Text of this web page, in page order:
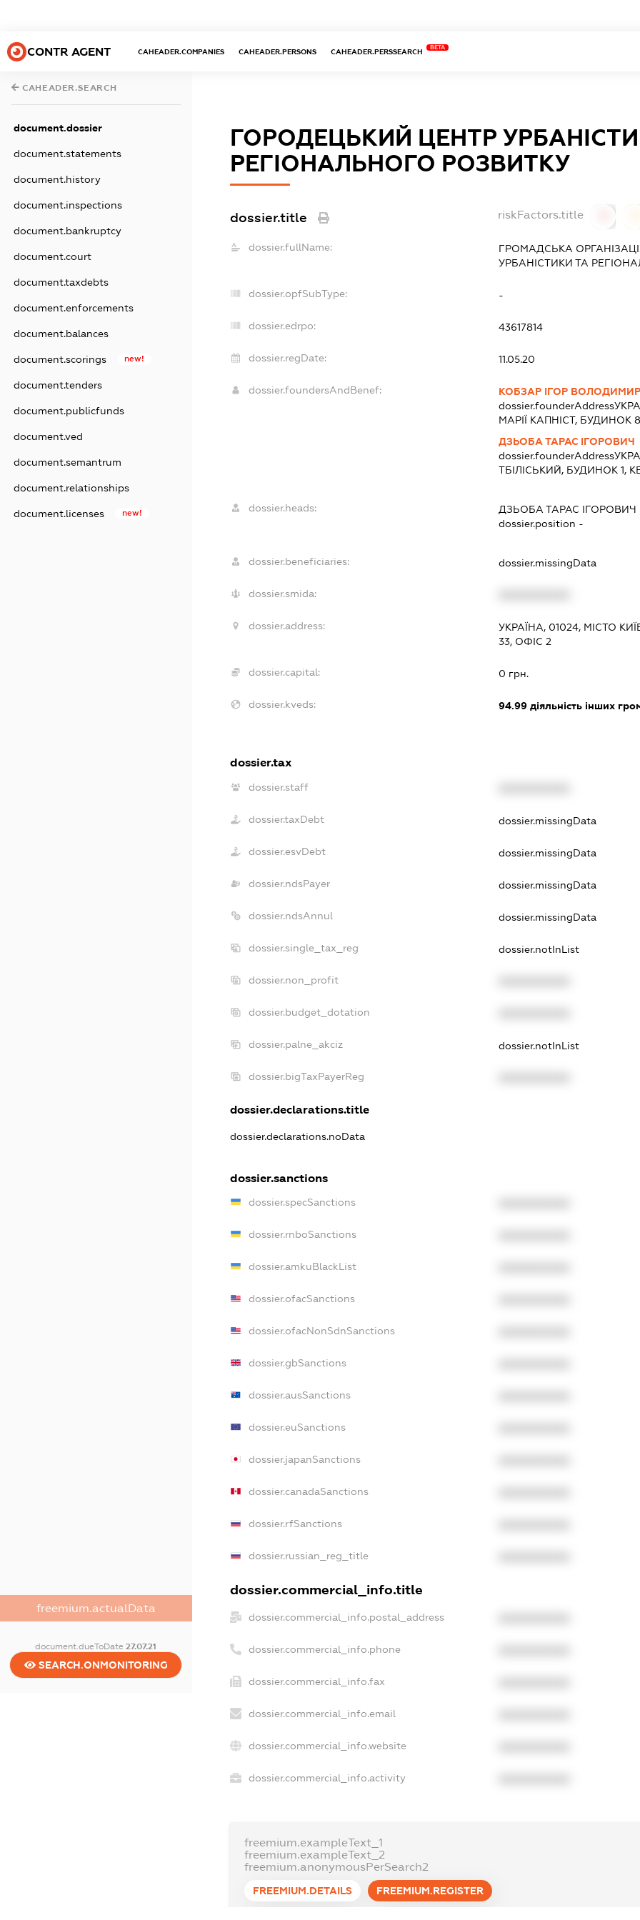
CONTR AGENT CAHEADER.COMPANIES CAHEADER.PERSONS CAHEADER.PERSSEARCH
BETA
CAHEADER.SEARCH
document.dossier
document.statements
document.history
document.inspections
document.bankruptcy
document.court
document.taxdebts
document.enforcements
document.balances
document.scorings new!
document.tenders
document.publicfunds
document.ved
document.semantrum
document.relationships
document.licenses new!
freemium.actualData
document.dueToDate27.07.21
SEARCH.ONMONITORING
ГОРОДЕЦЬКИЙ ЦЕНТР
РЕГІОНАЛЬНОГО РОЗВИТКУ
dossier.title riskFactors.title
dossier.fullName:
ГРОМАДСЬКА
УРБАНІСТИКИ ТА
dossier.opfSubType: -
dossier.edrpo: 43617814
dossier.regDate: 11.05.20
dossier.foundersAndBenef:
КОБЗАР ІГОР
dossier.founderAddress
МАРІЇ КАПНІСТ, БУДИНОК
ДЗЬОБА ТАРАС ІГОРОВИЧ
dossier.founderAddress
ТБІЛІСЬКИЙ, БУДИНОК 1,
dossier.heads: ДЗЬОБА ТАРАС ІГОРОВИЧ
dossier.position -
dossier.beneficiaries: dossier.missingData
dossier.smida:
dossier.address:
УКРАЇНА, 01024, МІСТО
33, ОФІС 2
dossier.capital: 0 грн.
dossier.kveds: 94.99діяльність інших
dossier.tax
dossier.staff
dossier.taxDebt dossier.missingData
dossier.esvDebt dossier.missingData
dossier.ndsPayer dossier.missingData
dossier.ndsAnnul dossier.missingData
dossier.single_tax_reg dossier.notInList
dossier.non_profit
dossier.budget_dotation
dossier.palne_akciz dossier.notInList
dossier.bigTaxPayerReg
dossier.declarations.title
dossier.declarations.noData
dossier.sanctions
dossier.specSanctions
dossier.rnboSanctions
dossier.amkuBlackList
dossier.ofacSanctions
dossier.ofacNonSdnSanctions
dossier.gbSanctions
dossier.ausSanctions
dossier.euSanctions
dossier.japanSanctions
dossier.canadaSanctions
dossier.rfSanctions
dossier.russian_reg_title
dossier.commercial_info.title
dossier.commercial_info.postal_address
dossier.commercial_info.phone
dossier.commercial_info.fax
dossier.commercial_info.email
dossier.commercial_info.website
dossier.commercial_info.activity
freemium.exampleText_1
freemium.exampleText_2
freemium.anonymousPerSearch2
FREEMIUM.DETAILS FREEMIUM.REGISTER